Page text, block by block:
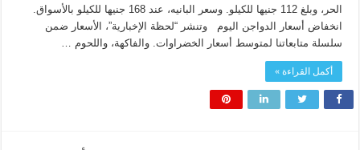
الحر، وبلغ 112 جنيها للكيلو. وسعر البانيه، عند 168 جنيها للكيلو بالأسواق.
انخفاض أسعار الدواجن اليوم وتنشر “لحظة الإخبارية”، الأسعار ضمن
سلسلة متابعاتنا لمتوسط أسعار الخضراوات. والفاكهة، واللحوم …
أكمل القراءة »